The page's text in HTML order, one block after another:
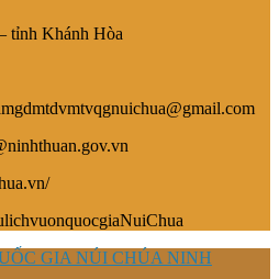
tỉnh Khánh Hòa
GIA NÚI CHÚA NINH